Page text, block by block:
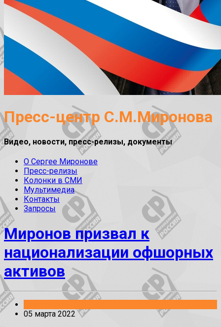
Пресс-центр С.М.Миронова
Видео, новости, пресс-релизы, документы
О Сергее Миронове
Пресс-релизы
Колонки в СМИ
Мультимедиа
Контакты
Запросы
Миронов призвал к
национализации офшорных
активов
05 марта 2022